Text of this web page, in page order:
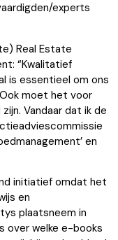
experts
Real Estate
“Kwalitatief
is essentieel om ons
moet het voor
Vandaar dat ik de
en
initiatief omdat het
en
plaatsneem in
over welke e-books